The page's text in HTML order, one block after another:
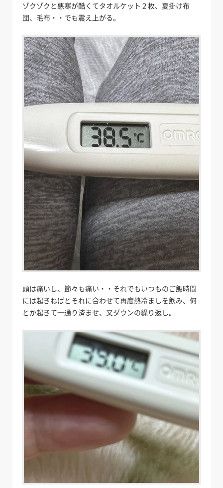
ゾクゾクと悪寒が酷くてタオルケット２枚、夏掛け布
団、毛布・・でも震え上がる。
頭は痛いし、節々も痛い・・それでもいつものご飯時間
には起きねばとそれに合わせて再度熱冷ましを飲み、何
とか起きて一通り済ませ、又ダウンの繰り返し。